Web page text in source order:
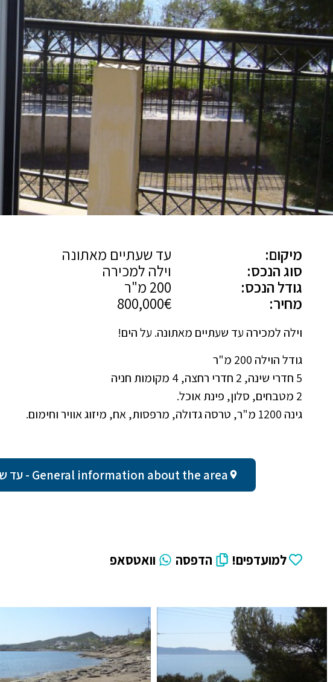
מיקום:
עד שעתיים מאתונה
סוג הנכס:
וילה למכירה
גודל הנכס:
מחיר:
800,000€
וילה למכירה עד שעתיים מאתונה. על הים!
גודל הוילה 200 מ"ר
5 חדרי שינה, 2 חדרי רחצה, 4 מקומות חניה
2 מטבחים, סלון, פינת אוכל.
גינה 1200 מ"ר, טרסה גדולה, מרפסות, אח, מיזוג אוויר וחימום.
General information about the area - עד שעתיים מאתונה
למועדפים! הדפסה וואטסאפ